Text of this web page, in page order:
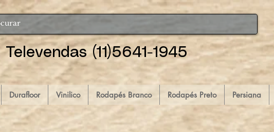
Televendas (11)5641-1945
Durafloor Vinilico Rodapés Branco Rodapés Preto Persiana